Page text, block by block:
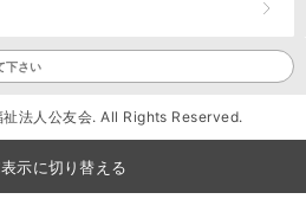
法人公友会. All Rights Reserved.
表示に切り替える